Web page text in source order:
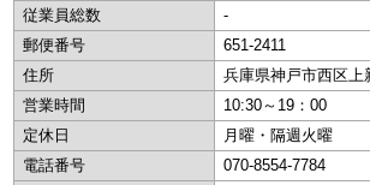
従業員総数
-
郵便番号
651-2411
住所
兵庫県神戸市西区
営業時間
10:30～19：00
定休日
月曜・隔週火曜
電話番号
070-8554-7784